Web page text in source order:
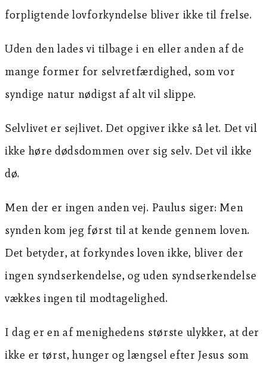
forpligtende lovforkyndelse bliver ikke til frelse.
Uden den lades vi tilbage i en eller anden af de
mange former for selvretfærdighed, som vor
syndige natur nødigst af alt vil slippe.
Selvlivet er sejlivet. Det opgiver ikke så let. Det vil
ikke høre dødsdommen over sig selv. Det vil ikke
dø.
Men der er ingen anden vej. Paulus siger: Men
synden kom jeg først til at kende gennem loven.
Det betyder, at forkyndes loven ikke, bliver der
ingen syndserkendelse, og uden syndserkendelse
vækkes ingen til modtagelighed.
I dag er en af menighedens største ulykker, at der
ikke er tørst, hunger og længsel efter Jesus som